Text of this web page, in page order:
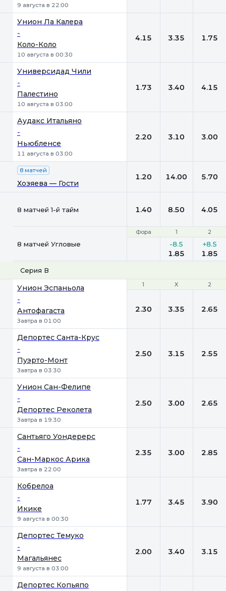
9 августа в 22:00
Унион Ла Калера
-
Коло-Коло
10 августа в 00:30
4.15 3.35 1.75
Универсидад Чили
-
Палестино
10 августа в 03:00
1.73 3.40 4.15
Аудакс Итальяно
-
Ньюбленсе
11 августа в 03:00
2.20 3.10 3.00
8 матчей
Хозяева — Гости
1.20 14.00 5.70
8 матчей 1-й тайм 1.40 8.50 4.05
Фора 1 2
8 матчей Угловые
Фора 1 2
-8.5
1.85
+8.5
1.85
Серия В
1 Х 2
Унион Эспаньола
-
Антофагаста
Завтра в 01:00
1 Х 2
2.30 3.35 2.65
Депортес Санта-Крус
-
Пуэрто-Монт
Завтра в 03:30
2.50 3.15 2.55
Унион Сан-Фелипе
-
Депортес Реколета
Завтра в 19:30
2.50 3.00 2.65
Сантьяго Уондерерс
-
Сан-Маркос Арика
Завтра в 22:00
2.35 3.00 2.85
Кобрелоа
-
Икике
9 августа в 00:30
1.77 3.45 3.90
Депортес Темуко
-
Магальянес
9 августа в 03:00
2.00 3.40 3.15
Депортес Копьяпо